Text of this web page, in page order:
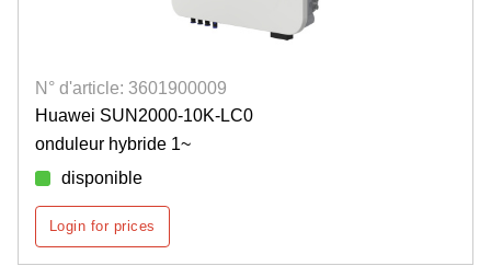
N° d'article: 3601900009
Huawei SUN2000-10K-LC0
onduleur hybride 1~
disponible
Login for prices